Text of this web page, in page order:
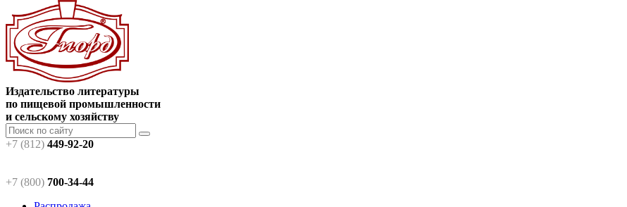
Издательство литературы
по пищевой промышленности
и сельскому хозяйству
+7 (812) 449-92-20
+7 (800) 700-34-44